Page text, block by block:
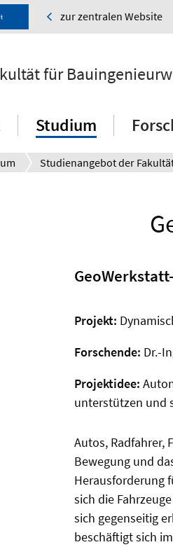
zur zentralen Website
für
Studium
Studienangebot der
Projekt:
Forschende: Dr.-
Projektidee:
unterstützen und
Autos, Radfahrer,
Bewegung und
Herausforderung
sich die
sich gegenseitig
beschäftigt sich